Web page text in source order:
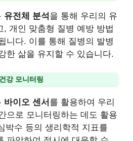
유전체 분석 을 통해 우리의 유
, 개인 맞춤형 질병 예방 방법
니다. 이를 통해 질병의 발병
한 삶을 유지할 수 있습니다.
강 모니터링
바이오 센서 를 활용하여 우리
으로 모니터링하는 데도 활용
박수 등의 생리학적 지표를